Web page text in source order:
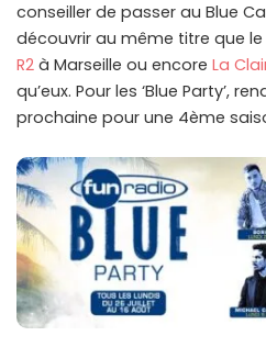
conseiller de passer au Blue
découvrir au même titre que le
R2 à Marseille ou encore La
qu’eux. Pour les ‘Blue Party’,
prochaine pour une 4ème